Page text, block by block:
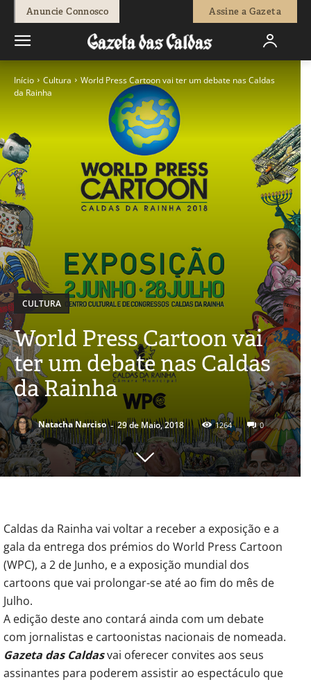
Anuncie Connosco Assine a Gazeta
Início Cultura
World Press Cartoon vai ter um debate nas Caldas
da Rainha
CULTURA
World Press Cartoon vai
ter um debate nas Caldas
da Rainha
Natacha Narciso - 29 de Maio, 2018 1264 0
Caldas da Rainha vai voltar a receber a exposição e a
gala da entrega dos prémios do World Press Cartoon
(WPC), a 2 de Junho, e a exposição mundial dos
cartoons que vai prolongar-se até ao fim do mês de
Julho.
A edição deste ano contará ainda com um debate
com jornalistas e cartoonistas nacionais de nomeada.
Gazeta das Caldasvai oferecer convites aos seus
assinantes para poderem assistir ao espectáculo que